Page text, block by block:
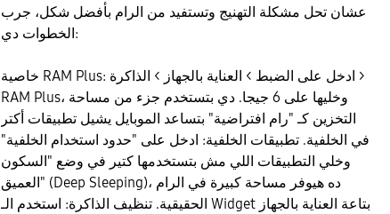
​عشان تحل مشكلة التهنيج وتستفيد من الرام بأفضل شكل، جرب
الخطوات دي:
​خاصية RAM Plus: ادخل على الضبط > العناية بالجهاز > الذاكرة >
RAM Plus، وخليها على 6 جيجا. دي بتستخدم جزء من مساحة
التخزين كـ "رام افتراضية" بتساعد الموبايل يشيل تطبيقات أكتر
في الخلفية. ​تطبيقات الخلفية: ادخل على "حدود استخدام الخلفية"
وخلي التطبيقات اللي مش بتستخدمها كتير في وضع "السكون
العميق" (Deep Sleeping)، ده هيوفر مساحة كبيرة في الرام
الحقيقية. ​تنظيف الذاكرة: استخدم الـ Widget بتاعة العناية بالجهاز